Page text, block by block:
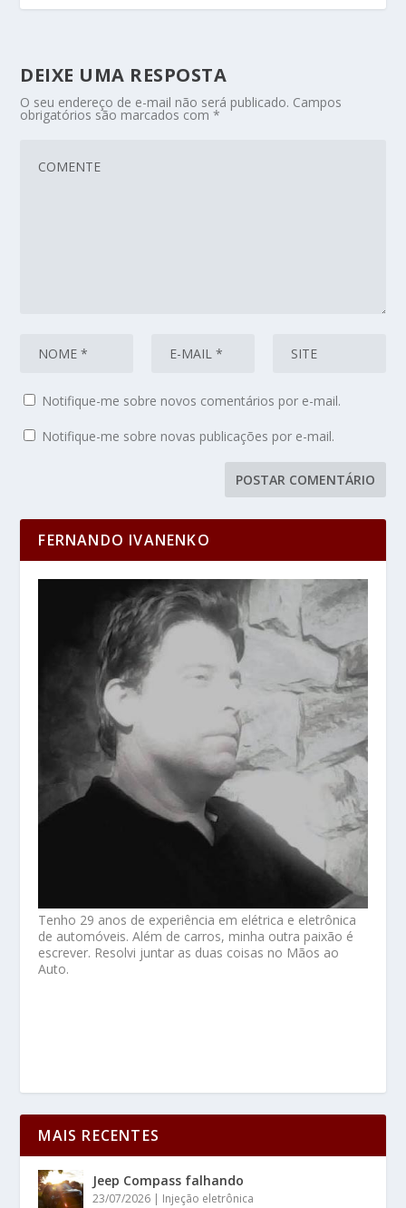
DEIXE UMA RESPOSTA
O seu endereço de e-mail não será publicado. Campos
obrigatórios são marcados com*
Notifique-me sobre novos comentários por e-mail.
Notifique-me sobre novas publicações por e-mail.
FERNANDO IVANENKO
Tenho 29 anos de experiência em elétrica e eletrônica
de automóveis. Além de carros, minha outra paixão é
escrever. Resolvi juntar as duas coisas no Mãos ao
Auto.
MAIS RECENTES
Jeep Compass falhando
23/07/2026 | Injeção eletrônica